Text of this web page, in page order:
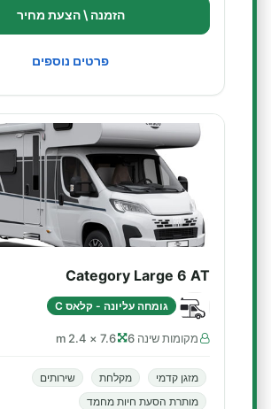
הזמנה \ הצעת מחיר
פרטים נוספים
Category Large 6 AT
גומחה עליונה - קלאס C
מקומות שינה 6 7.6 × 2.4 m
מזגן קדמי מקלחת
שירותים
מותרת הסעת חיות מחמד